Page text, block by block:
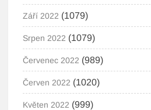
Září 2022 (1079)
Srpen 2022 (1079)
Červenec 2022 (989)
Červen 2022 (1020)
Květen 2022 (999)